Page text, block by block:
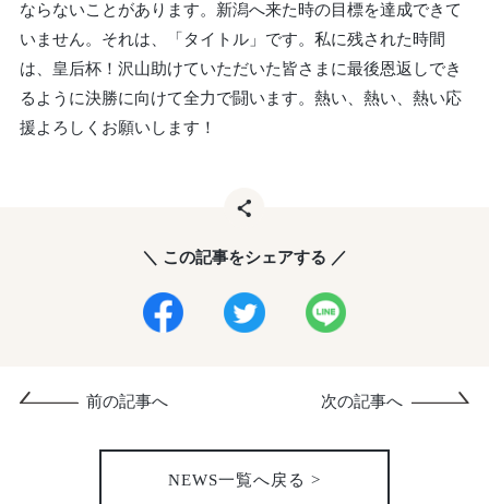
ならないことがあります。新潟へ来た時の目標を達成できて
いません。それは、「タイトル」です。私に残された時間
は、皇后杯！沢山助けていただいた皆さまに最後恩返しでき
るように決勝に向けて全力で闘います。熱い、熱い、熱い応
援よろしくお願いします！
＼ この記事をシェアする ／
NEWS一覧へ戻る >
前の記事へ 次の記事へ